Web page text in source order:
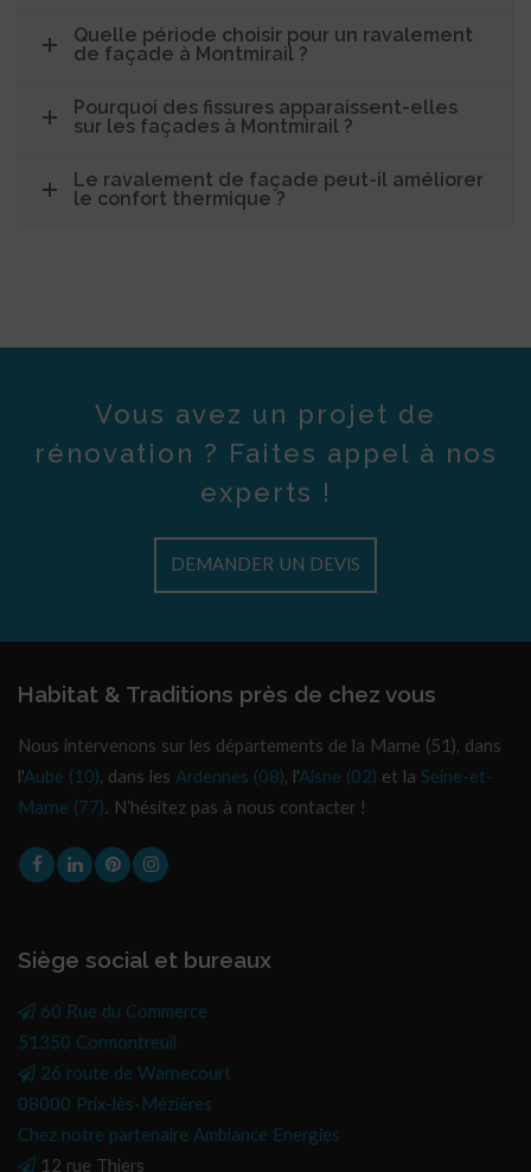
Quelle période choisir pour un ravalement
de façade à Montmirail ?
Pourquoi des fissures apparaissent-elles
sur les façades à Montmirail ?
Le ravalement de façade peut-il améliorer
le confort thermique ?
Vous avez un projet de
rénovation ? Faites appel à nos
experts !
DEMANDER UN DEVIS
Habitat & Traditions près de chez vous
Nous intervenons sur les départements de la Marne (51), dans
l'Aube (10), dans les Ardennes (08), l'Aisne (02) et la Seine-et-
Marne (77). N’hésitez pas à nous contacter !
Siège social et bureaux
60 Rue du Commerce
51350 Cormontreuil
26 route de Warnecourt
08000 Prix-lès-Mézières
Chez notre partenaire Ambiance Energies
12 rue Thiers